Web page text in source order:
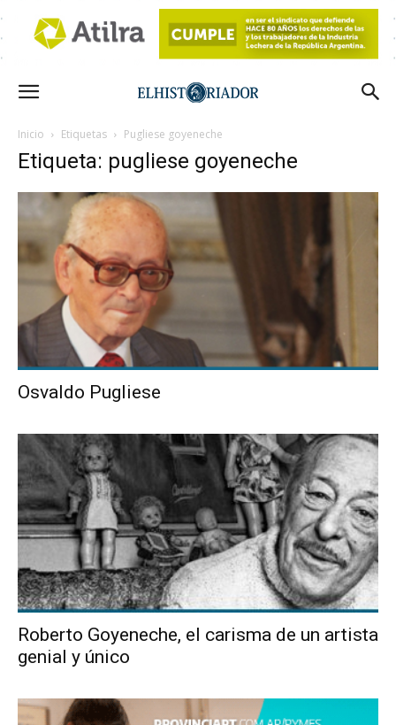
Inicio Etiquetas Pugliese goyeneche
Etiqueta: pugliese goyeneche
Osvaldo Pugliese
Roberto Goyeneche, el carisma de un artista
genial y único